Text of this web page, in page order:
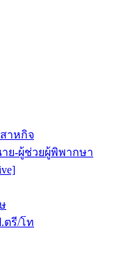
าหกิจ
ย-ผู้ช่วยผู้พิพากษา
ตรี/โท